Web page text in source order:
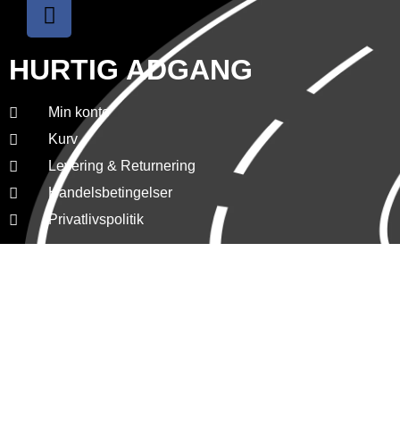
HURTIG ADGANG
Min konto
Kurv
Levering & Returnering
Handelsbetingelser
Privatlivspolitik